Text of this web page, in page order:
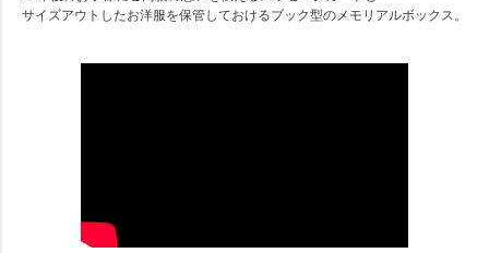
サイズアウトしたお洋服を保管しておけるブック型のメモリアルボックス。